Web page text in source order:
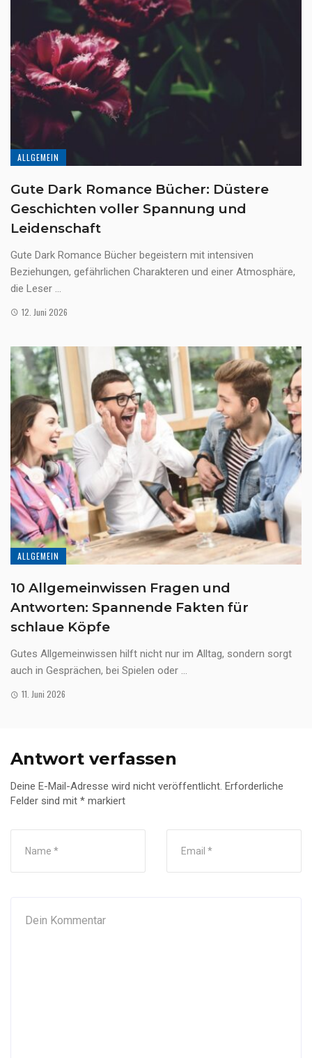
ALLGEMEIN
Gute Dark Romance Bücher: Düstere
Geschichten voller Spannung und
Leidenschaft
Gute Dark Romance Bücher begeistern mit intensiven
Beziehungen, gefährlichen Charakteren und einer Atmosphäre,
die Leser ...
12. Juni 2026
ALLGEMEIN
10 Allgemeinwissen Fragen und
Antworten: Spannende Fakten für
schlaue Köpfe
Gutes Allgemeinwissen hilft nicht nur im Alltag, sondern sorgt
auch in Gesprächen, bei Spielen oder ...
11. Juni 2026
Antwort verfassen
Deine E-Mail-Adresse wird nicht veröffentlicht. Erforderliche
Felder sind mit * markiert